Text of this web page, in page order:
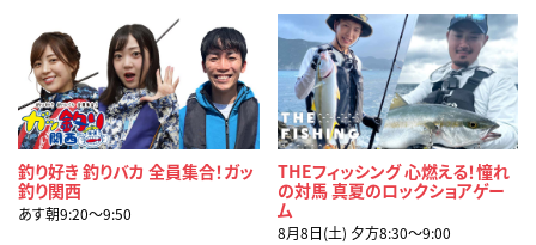
釣り好き 釣りバカ 全員集合！ガッ
釣り関西
あす朝9:20〜9:50
THEフィッシング 心燃える！憧れ
の対馬 真夏のロックショアゲー
ム
8月8日(土) 夕方8:30〜9:00